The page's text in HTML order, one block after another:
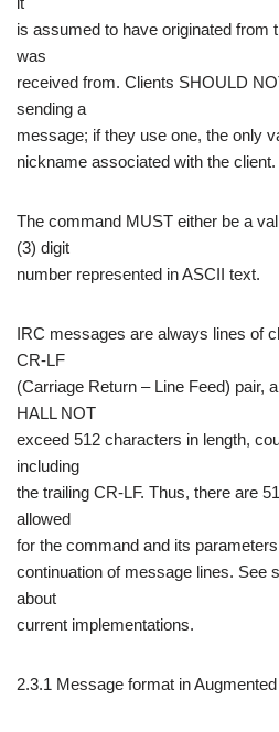
is assumed to have originated from
was
received from. Clients SHOULD
sending a
message; if they use one, the only
nickname associated with the client.
The command MUST either be a
(3) digit
number represented in ASCII text.
IRC messages are always lines of
CR-LF
(Carriage Return – Line Feed) pair,
HALL NOT
exceed 512 characters in length,
including
the trailing CR-LF. Thus, there are
allowed
for the command and its
continuation of message lines. See
about
current implementations.
2.3.1 Message format in